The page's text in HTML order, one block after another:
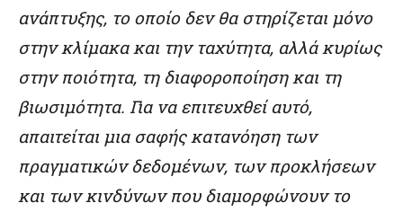
ανάπτυξης, το οποίο δεν θα στηρίζεται μόνο
στην κλίμακα και την ταχύτητα, αλλά κυρίως
στην ποιότητα, τη διαφοροποίηση και τη
βιωσιμότητα. Για να επιτευχθεί αυτό,
απαιτείται μια σαφής κατανόηση των
πραγματικών δεδομένων, των προκλήσεων
και των κινδύνων που διαμορφώνουν το